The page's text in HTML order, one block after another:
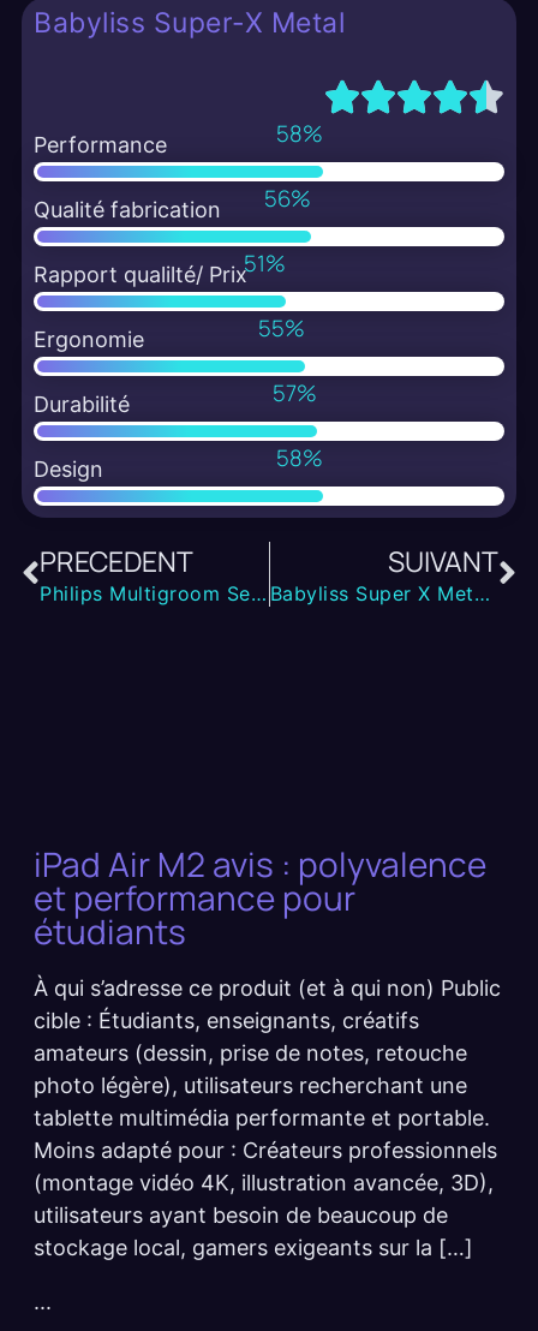
Babyliss Super-X Metal
Performance
Qualité fabrication
Rapport qualilté/ Prix
Ergonomie
Durabilité
Design
PRECEDENT
Philips Multigroom Series 7000 – Test complet et avis terrain
SUIVANT
Babyliss Super X Metal Avis : Tondeuse Pro Haut de Gamme
iPad Air M2 avis : polyvalence
et performance pour
étudiants
À qui s’adresse ce produit (et à qui non) Public
cible : Étudiants, enseignants, créatifs
amateurs (dessin, prise de notes, retouche
photo légère), utilisateurs recherchant une
tablette multimédia performante et portable.
Moins adapté pour : Créateurs professionnels
(montage vidéo 4K, illustration avancée, 3D),
utilisateurs ayant besoin de beaucoup de
stockage local, gamers exigeants sur la […]
...